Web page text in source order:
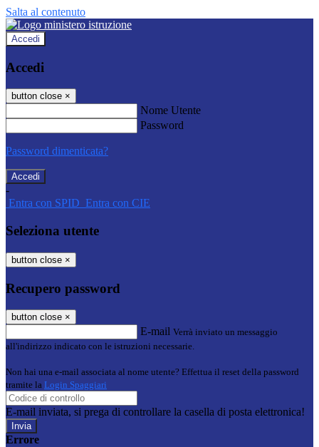
Salta al contenuto
Accedi
Accedi
button close ×
Nome Utente
Password
Password dimenticata?
-
Entra con SPID Entra con CIE
Seleziona utente
button close ×
Recupero password
button close ×
E-mail Verrà inviato un messaggio
all'indirizzo indicato con le istruzioni necessarie.
Non hai una e-mail associata al nome utente? Effettua il reset della password
tramite la Login Spaggiari
E-mail inviata, si prega di controllare la casella di posta elettronica!
Errore